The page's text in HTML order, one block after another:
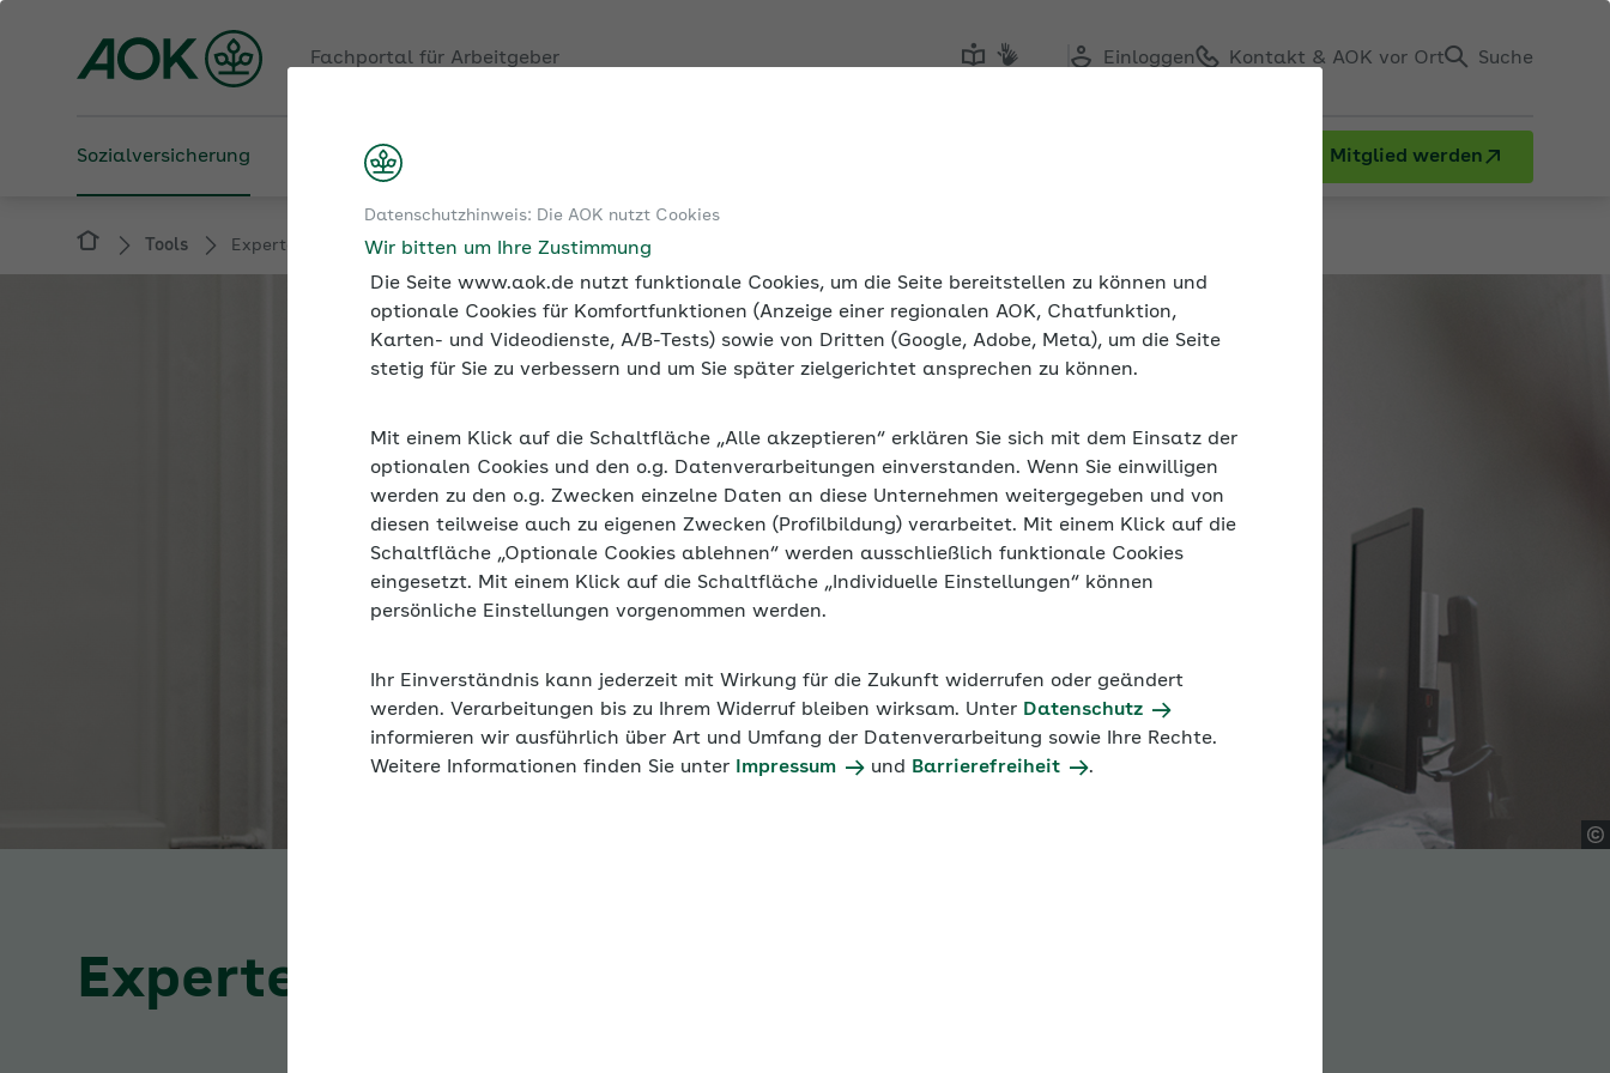
Datenschutzhinweis: Die AOK nutzt Cookies
Wir bitten um Ihre Zustimmung
Die Seite www.aok.de nutzt funktionale Cookies, um die Seite bereitstellen zu können und
optionale Cookies für Komfortfunktionen (Anzeige einer regionalen AOK, Chatfunktion,
Karten- und Videodienste, A/B-Tests) sowie von Dritten (Google, Adobe, Meta), um die Seite
stetig für Sie zu verbessern und um Sie später zielgerichtet ansprechen zu können.
Mit einem Klick auf die Schaltfläche „Alle akzeptieren“ erklären Sie sich mit dem Einsatz der
optionalen Cookies und den o.g. Datenverarbeitungen einverstanden. Wenn Sie einwilligen
werden zu den o.g. Zwecken einzelne Daten an diese Unternehmen weitergegeben und von
diesen teilweise auch zu eigenen Zwecken (Profilbildung) verarbeitet. Mit einem Klick auf die
Schaltfläche „Optionale Cookies ablehnen“ werden ausschließlich funktionale Cookies
eingesetzt. Mit einem Klick auf die Schaltfläche „Individuelle Einstellungen“ können
persönliche Einstellungen vorgenommen werden.
Ihr Einverständnis kann jederzeit mit Wirkung für die Zukunft widerrufen oder geändert
werden. Verarbeitungen bis zu Ihrem Widerruf bleiben wirksam. Unter Datenschutz
informieren wir ausführlich über Art und Umfang der Datenverarbeitung sowie Ihre Rechte.
Weitere Informationen finden Sie unter
Impressum und Barrierefreiheit .
Fachportal für Arbeitgeber Einloggen Kontakt & AOK vor Ort Suche
Sozialversicherung Betriebliche Gesundheit Mitglied werden
Tools Expertenforum
Expertenforum